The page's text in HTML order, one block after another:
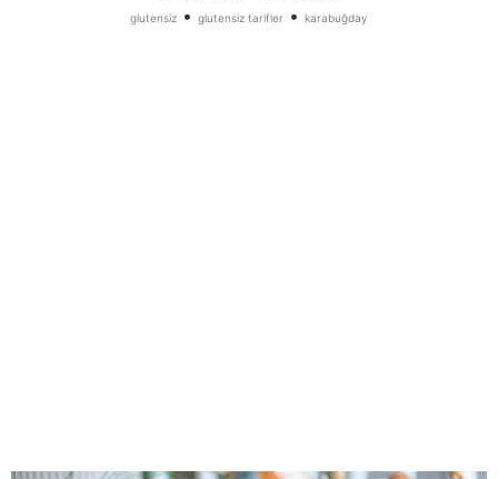
glutensiz • glutensiz tarifler • karabuğday